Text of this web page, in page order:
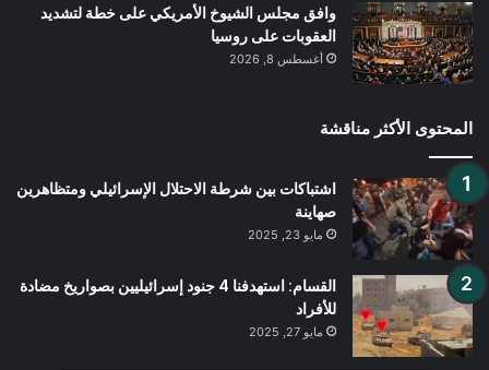
وافق مجلس الشيوخ الأمريكي على خطة لتشديد
العقوبات على روسيا
أغسطس 8, 2026
المحتوى الأكثر مناقشة
اشتباكات بين شرطة الاحتلال الإسرائيلي ومتظاهرين
صهاينة
مايو 23, 2025
القسام: استهدفنا 4 جنود إسرائيليين بصواريخ مضادة
للأفراد
مايو 27, 2025